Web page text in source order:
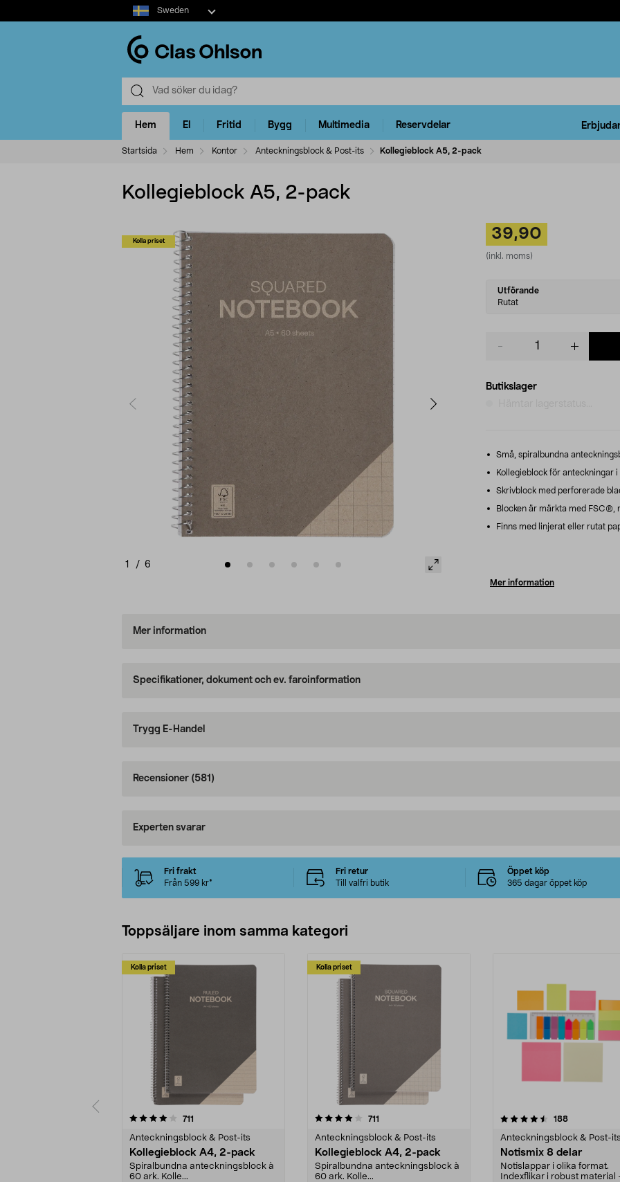
Select
market
Sweden
Hem El Fritid Bygg Multimedia Reservdelar
Startsida Hem Kontor Anteckningsblock & Post-its Kollegieblock A5, 2-pack
Kollegieblock A5, 2-pack
Kolla priset
1 / 6
39,90
(inkl. moms)
Select
variant
Utförande
Rutat
Butikslager
Små, spiralbundna
Kollegieblock för anteckningar
Skrivblock med perforerade
Blocken är märkta med FSC®,
Finns med linjerat eller rutat
Mer information
Mer information
Specifikationer, dokument och ev. faroinformation
Trygg E-Handel
Recensioner (581)
Experten svarar
Fri frakt
Från 599 kr*
Fri retur
Till valfri butik
Öppet köp
365 dagar öppet köp
Toppsäljare inom samma kategori
Kolla priset
711
Anteckningsblock & Post-its
Kollegieblock A4, 2-pack
Spiralbundna anteckningsblock à
60 ark. Kolle...
Kolla priset
4.0 av 5 stjärnor 711
Anteckningsblock & Post-its
Kollegieblock A4, 2-pack
Spiralbundna anteckningsblock à
60 ark. Kolle...
4.5 av 5 stjärnor 188recensioner
Anteckningsblock & Post-its
Notismix 8 delar
Notislappar i olika format.
Indexflikar i robust material
4.5 av 5 stjärnor